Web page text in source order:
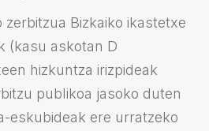
Bizkaiko ikastetxe
(kasu askotan D
hizkuntza irizpideak
publikoa jasoko duten
eskubideak ere urratzeko